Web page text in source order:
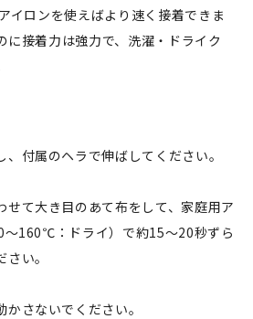
イロンを使えばより速く接着できま
に接着力は強力で、洗濯・ドライク
付属のヘラで伸ばしてください。
せて大き目のあて布をして、家庭用ア
160℃：ドライ）で約15～20秒ずら
い。
さないでください。